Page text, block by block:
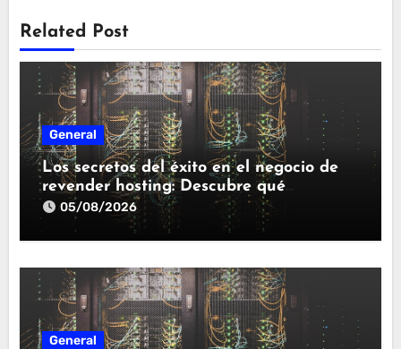
Related Post
General
Los secretos del éxito en el negocio de
revender hosting: Descubre qué
necesitas para triunfar
05/08/2026
General